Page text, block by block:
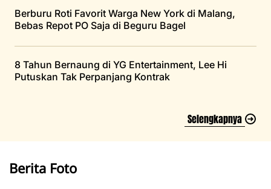
Berburu Roti Favorit Warga New York di Malang,
Bebas Repot PO Saja di Beguru Bagel
8 Tahun Bernaung di YG Entertainment, Lee Hi
Putuskan Tak Perpanjang Kontrak
Selengkapnya
Berita Foto